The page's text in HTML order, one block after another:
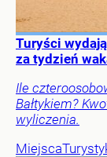
Turyści
za tydzień
Ile
Bałtykiem?
wyliczenia.
Miejsca